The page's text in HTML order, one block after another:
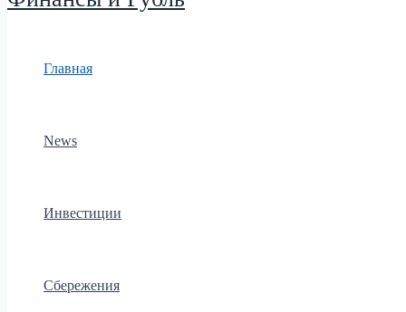
Главная
News
Инвестиции
Сбережения